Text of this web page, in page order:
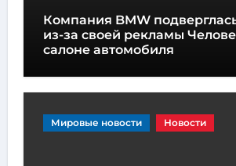
Компания BMW
из-за своей рекламы
салоне автомобиля
Мировые новости Новости